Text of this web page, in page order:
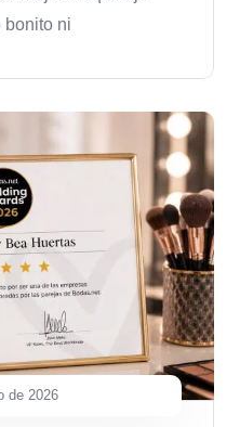
bonito ni
de 2026